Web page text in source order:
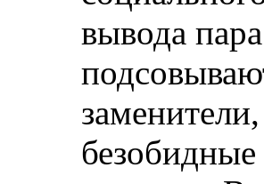
вывода
безобидные